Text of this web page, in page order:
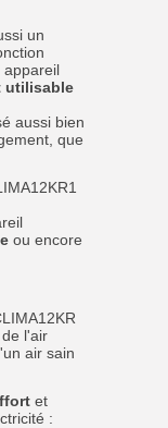
un
appareil
utilisable
aussi bien
que
ou encore
l'air
air sain
et
: